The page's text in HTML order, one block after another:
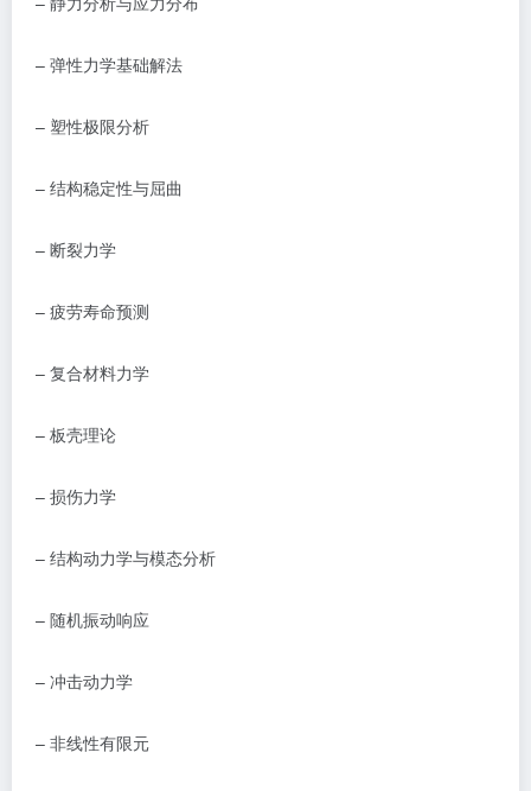
– 弹性力学基础解法
– 塑性极限分析
– 结构稳定性与屈曲
– 断裂力学
– 疲劳寿命预测
– 复合材料力学
– 板壳理论
– 损伤力学
– 结构动力学与模态分析
– 随机振动响应
– 冲击动力学
– 非线性有限元